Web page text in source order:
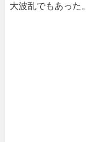
大波乱でもあった。